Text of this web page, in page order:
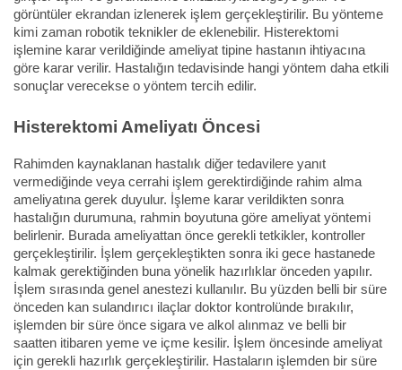
görüntüler ekrandan izlenerek işlem gerçekleştirilir. Bu yönteme
kimi zaman robotik teknikler de eklenebilir. Histerektomi
işlemine karar verildiğinde ameliyat tipine hastanın ihtiyacına
göre karar verilir. Hastalığın tedavisinde hangi yöntem daha etkili
sonuçlar verecekse o yöntem tercih edilir.
Histerektomi Ameliyatı Öncesi
Rahimden kaynaklanan hastalık diğer tedavilere yanıt
vermediğinde veya cerrahi işlem gerektirdiğinde rahim alma
ameliyatına gerek duyulur. İşleme karar verildikten sonra
hastalığın durumuna, rahmin boyutuna göre ameliyat yöntemi
belirlenir. Burada ameliyattan önce gerekli tetkikler, kontroller
gerçekleştirilir. İşlem gerçekleştikten sonra iki gece hastanede
kalmak gerektiğinden buna yönelik hazırlıklar önceden yapılır.
İşlem sırasında genel anestezi kullanılır. Bu yüzden belli bir süre
önceden kan sulandırıcı ilaçlar doktor kontrolünde bırakılır,
işlemden bir süre önce sigara ve alkol alınmaz ve belli bir
saatten itibaren yeme ve içme kesilir. İşlem öncesinde ameliyat
için gerekli hazırlık gerçekleştirilir. Hastaların işlemden bir süre